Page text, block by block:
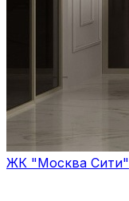
ЖК "Москва Сити"